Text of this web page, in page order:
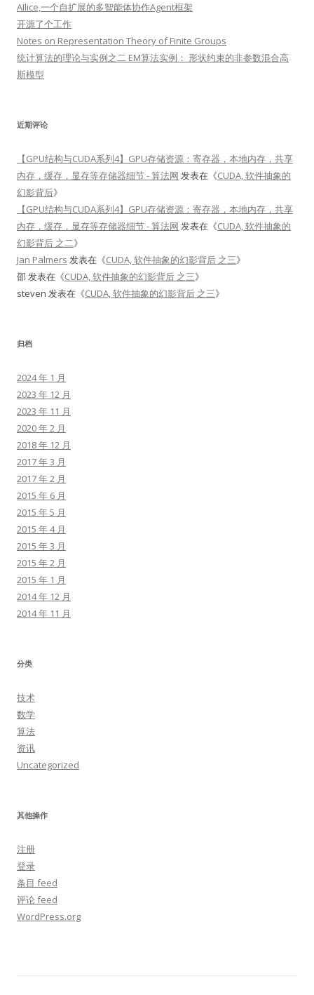
AIlice,一个自扩展的多智能体协作Agent框架
开源了个工作
Notes on Representation Theory of Finite Groups
统计算法的理论与实例之二 EM算法实例： 形状约束的非参数混合高
斯模型
近期评论
【GPU结构与CUDA系列4】GPU存储资源：寄存器，本地内存，共享
内存，缓存，显存等存储器细节 - 算法网 发表在《CUDA, 软件抽象的
幻影背后》
【GPU结构与CUDA系列4】GPU存储资源：寄存器，本地内存，共享
内存，缓存，显存等存储器细节 - 算法网 发表在《CUDA, 软件抽象的
幻影背后 之二》
Jan Palmers 发表在《CUDA, 软件抽象的幻影背后 之三》
邵发表在《CUDA, 软件抽象的幻影背后 之三》
steven 发表在《CUDA, 软件抽象的幻影背后 之三》
归档
2024 年 1 月
2023 年 12 月
2023 年 11 月
2020 年 2 月
2018 年 12 月
2017 年 3 月
2017 年 2 月
2015 年 6 月
2015 年 5 月
2015 年 4 月
2015 年 3 月
2015 年 2 月
2015 年 1 月
2014 年 12 月
2014 年 11 月
分类
技术
数学
算法
资讯
Uncategorized
其他操作
注册
登录
条目 feed
评论 feed
WordPress.org